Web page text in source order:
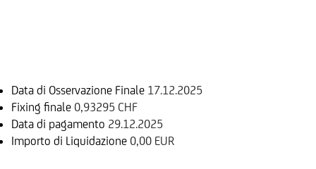
Data di Osservazione Finale 17.12.2025
Fixing finale 0,93295 CHF
Data di pagamento 29.12.2025
Importo di Liquidazione 0,00 EUR